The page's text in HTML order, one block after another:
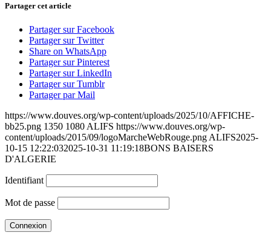
Partager cet article
Partager sur Facebook
Partager sur Twitter
Share on WhatsApp
Partager sur Pinterest
Partager sur LinkedIn
Partager sur Tumblr
Partager par Mail
https://www.douves.org/wp-content/uploads/2025/10/AFFICHE-
bb25.png 1350 1080 ALIFS https://www.douves.org/wp-
content/uploads/2015/09/logoMarcheWebRouge.png ALIFS2025-
10-15 12:22:032025-10-31 11:19:18BONS BAISERS
D'ALGERIE
Identifiant
Mot de passe